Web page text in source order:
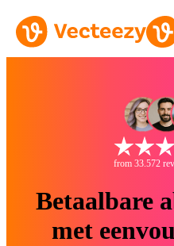
from 33.572
Betaalbare
met